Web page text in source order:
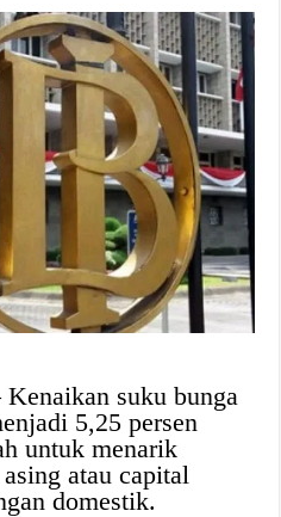
Kenaikan suku bunga
5,25 persen
untuk menarik
atau capital
domestik.